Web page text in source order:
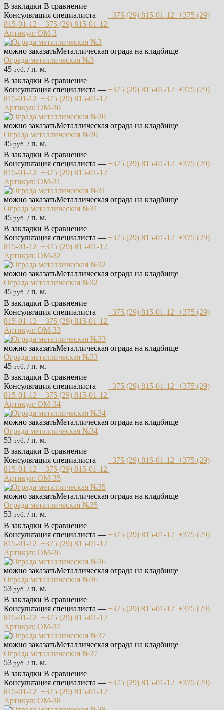
В закладки В сравнение
Консультация специалиста — +375 (29) 815-01-12 +375 (29)
815-01-12 +375 (29) 815-01-12
Артикул: ОМ-3
можно заказатьМеталлическая ограда на кладбище
Ограда металлическая №3
45 руб. / п. м.
В закладки В сравнение
Консультация специалиста — +375 (29) 815-01-12 +375 (29)
815-01-12 +375 (29) 815-01-12
Артикул: ОМ-30
можно заказатьМеталлическая ограда на кладбище
Ограда металлическая №30
45 руб. / п. м.
В закладки В сравнение
Консультация специалиста — +375 (29) 815-01-12 +375 (29)
815-01-12 +375 (29) 815-01-12
Артикул: ОМ-31
можно заказатьМеталлическая ограда на кладбище
Ограда металлическая №31
45 руб. / п. м.
В закладки В сравнение
Консультация специалиста — +375 (29) 815-01-12 +375 (29)
815-01-12 +375 (29) 815-01-12
Артикул: ОМ-32
можно заказатьМеталлическая ограда на кладбище
Ограда металлическая №32
45 руб. / п. м.
В закладки В сравнение
Консультация специалиста — +375 (29) 815-01-12 +375 (29)
815-01-12 +375 (29) 815-01-12
Артикул: ОМ-33
можно заказатьМеталлическая ограда на кладбище
Ограда металлическая №33
45 руб. / п. м.
В закладки В сравнение
Консультация специалиста — +375 (29) 815-01-12 +375 (29)
815-01-12 +375 (29) 815-01-12
Артикул: ОМ-34
можно заказатьМеталлическая ограда на кладбище
Ограда металлическая №34
53 руб. / п. м.
В закладки В сравнение
Консультация специалиста — +375 (29) 815-01-12 +375 (29)
815-01-12 +375 (29) 815-01-12
Артикул: ОМ-35
можно заказатьМеталлическая ограда на кладбище
Ограда металлическая №35
53 руб. / п. м.
В закладки В сравнение
Консультация специалиста — +375 (29) 815-01-12 +375 (29)
815-01-12 +375 (29) 815-01-12
Артикул: ОМ-36
можно заказатьМеталлическая ограда на кладбище
Ограда металлическая №36
53 руб. / п. м.
В закладки В сравнение
Консультация специалиста — +375 (29) 815-01-12 +375 (29)
815-01-12 +375 (29) 815-01-12
Артикул: ОМ-37
можно заказатьМеталлическая ограда на кладбище
Ограда металлическая №37
53 руб. / п. м.
В закладки В сравнение
Консультация специалиста — +375 (29) 815-01-12 +375 (29)
815-01-12 +375 (29) 815-01-12
Артикул: ОМ-38